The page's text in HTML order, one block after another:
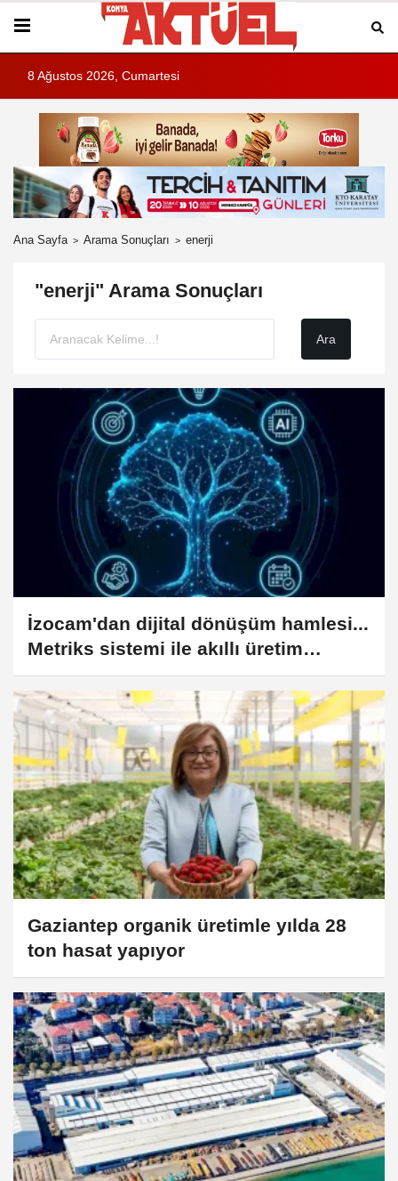
8 Ağustos 2026, Cumartesi
Ana Sayfa Arama Sonuçları enerji
"enerji" Arama Sonuçları
İzocam'dan dijital dönüşüm hamlesi...
Metriks sistemi ile akıllı üretim
dönemi başladı
Gaziantep organik üretimle yılda 28
ton hasat yapıyor